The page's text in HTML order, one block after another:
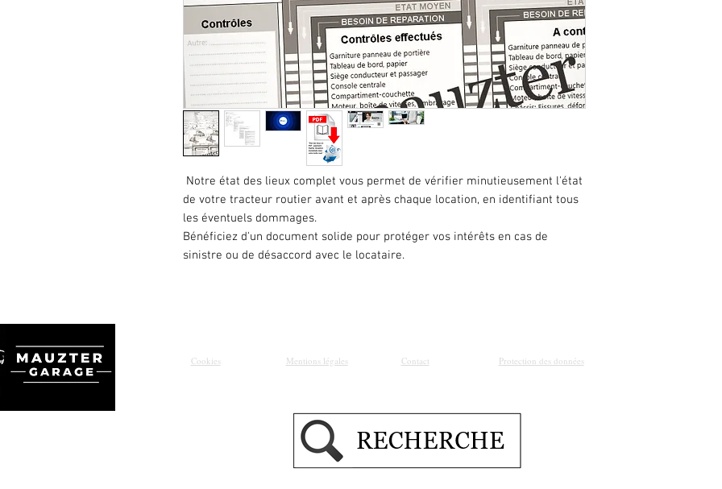
Notre état des lieux complet vous permet de vérifier minutieusement l'état
de votre tracteur routier avant et après chaque location, en identifiant tous
les éventuels dommages.
Bénéficiez d'un document solide pour protéger vos intérêts en cas de
sinistre ou de désaccord avec le locataire.
Cookies Mentions légales Contact Protection des données